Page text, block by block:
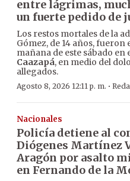
entre lágrimas,
un fuerte pedido de
Los restos mortales de la
Gómez, de 14 años,
mañana de este sábado
Caazapá, en medio del
allegados.
Agosto 8, 2026 12:11 p. m. ·
Nacionales
Policía detiene al
Diógenes Martínez
Aragón por asalto
en Fernando de la